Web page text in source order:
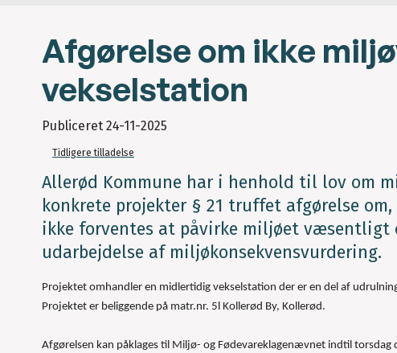
Afgørelse om ikke
vekselstation
Publiceret 24-11-2025
Tidligere tilladelse
Allerød Kommune har i henhold til lov om
konkrete projekter § 21 truffet afgørelse
ikke forventes at påvirke miljøet væsentligt
udarbejdelse af miljøkonsekvensvurdering.
Projektet omhandler en midlertidig vekselstation der er en del af
Projektet er beliggende på matr.nr. 5l Kollerød By, Kollerød.
Afgørelsen kan påklages til Miljø- og Fødevareklagenævnet indtil torsdag